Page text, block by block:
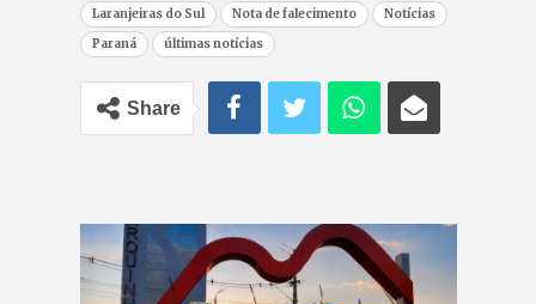
Laranjeiras do Sul
Nota de falecimento
Notícias
Paraná
últimas notícias
Share